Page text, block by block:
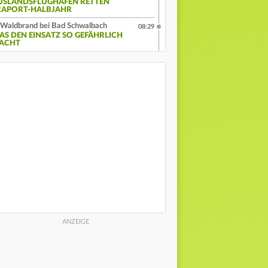
RETTEN
HALBJAHR
Waldbrand bei Bad Schwalbach
DEN EINSATZ SO GEFÄHRLICH
08:29